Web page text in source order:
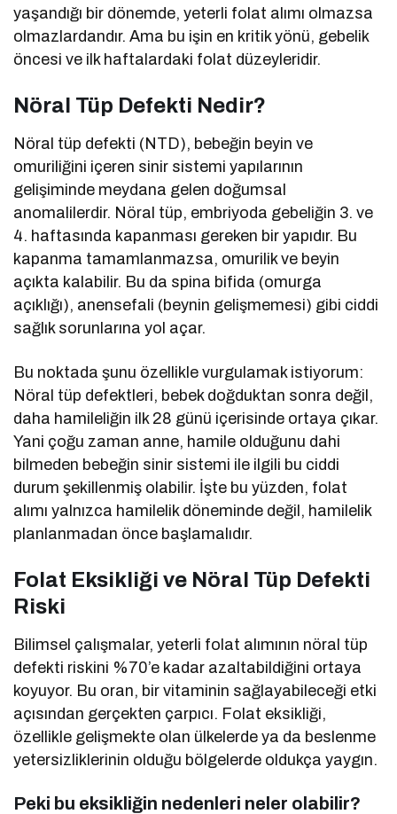
yaşandığı bir dönemde, yeterli folat alımı olmazsa
olmazlardandır. Ama bu işin en kritik yönü, gebelik
öncesi ve ilk haftalardaki folat düzeyleridir.
Nöral Tüp Defekti Nedir?
Nöral tüp defekti (NTD), bebeğin beyin ve
omuriliğini içeren sinir sistemi yapılarının
gelişiminde meydana gelen doğumsal
anomalilerdir. Nöral tüp, embriyoda gebeliğin 3. ve
4. haftasında kapanması gereken bir yapıdır. Bu
kapanma tamamlanmazsa, omurilik ve beyin
açıkta kalabilir. Bu da spina bifida (omurga
açıklığı), anensefali (beynin gelişmemesi) gibi ciddi
sağlık sorunlarına yol açar.
Bu noktada şunu özellikle vurgulamak istiyorum:
Nöral tüp defektleri, bebek doğduktan sonra değil,
daha hamileliğin ilk 28 günü içerisinde ortaya çıkar.
Yani çoğu zaman anne, hamile olduğunu dahi
bilmeden bebeğin sinir sistemi ile ilgili bu ciddi
durum şekillenmiş olabilir. İşte bu yüzden, folat
alımı yalnızca hamilelik döneminde değil, hamilelik
planlanmadan önce başlamalıdır.
Folat Eksikliği ve Nöral Tüp Defekti
Riski
Bilimsel çalışmalar, yeterli folat alımının nöral tüp
defekti riskini %70’e kadar azaltabildiğini ortaya
koyuyor. Bu oran, bir vitaminin sağlayabileceği etki
açısından gerçekten çarpıcı. Folat eksikliği,
özellikle gelişmekte olan ülkelerde ya da beslenme
yetersizliklerinin olduğu bölgelerde oldukça yaygın.
Peki bu eksikliğin nedenleri neler olabilir?